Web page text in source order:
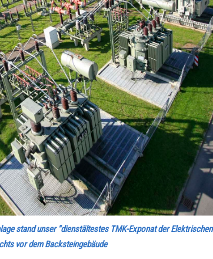
stand unser "dienstältestes TMK-Exponat der Elektrischen
vor dem Backsteingebäude